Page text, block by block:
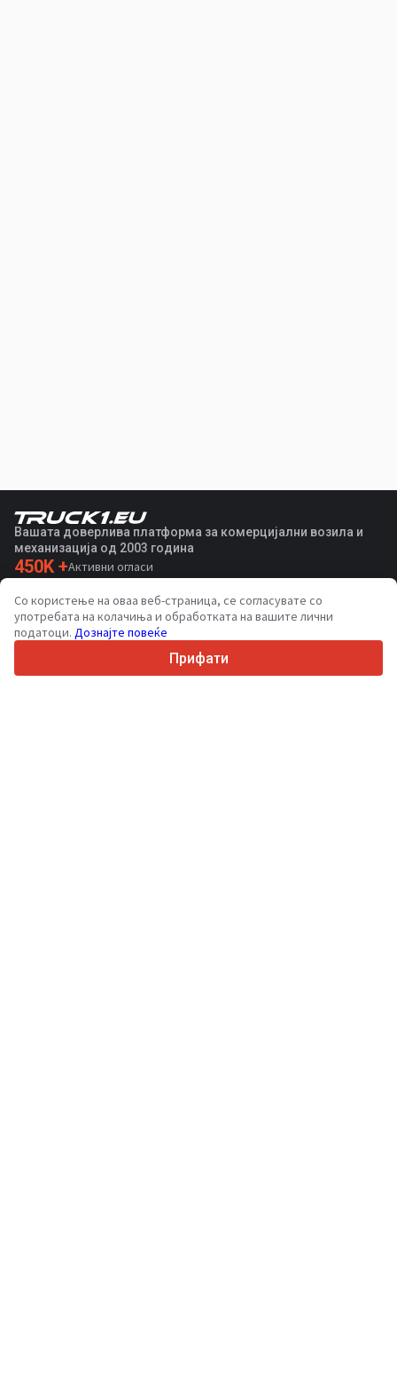
Вашата доверлива платформа за комерцијални возила и
механизација од 2003 година
450K +Активни огласи
36Поддржани јазици
4.7/5
Со користење на оваа веб-страница, се согласувате со
употребата на колачиња и обработката на вашите лични
податоци. Дознајте повеќе
Прифати